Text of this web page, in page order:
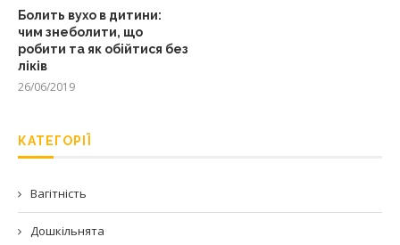
Болить вухо в дитини:
чим знеболити, що
робити та як обійтися без
ліків
26/06/2019
КАТЕГОРІЇ
Вагітність
Дошкільнята